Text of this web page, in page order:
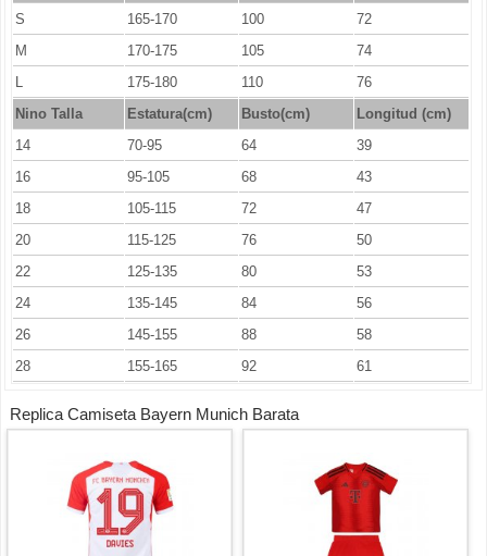
S 165-170 100
72
M
170-175 105
74
L
175-180 110
76
Nino Talla
Estatura(cm) Busto(cm)
Longitud (cm)
14
70-95 64
39
16
95-105 68
43
18
105-115 72
47
20
115-125 76
50
22
125-135 80
53
24
135-145 84
56
26
145-155 88
58
28
155-165 92 61
Replica Camiseta Bayern Munich Barata